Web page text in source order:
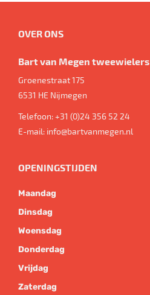
OVER ONS
Bart van Megen tweewielers
Groenestraat 175
6531 HE Nijmegen
Telefoon:+31 (0)24 356 52 24
E-mail: info@bartvanmegen.nl
OPENINGSTIJDEN
Maandag
Dinsdag
Woensdag
Donderdag
Vrijdag
Zaterdag